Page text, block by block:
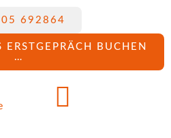
BUCHEN
…
692864